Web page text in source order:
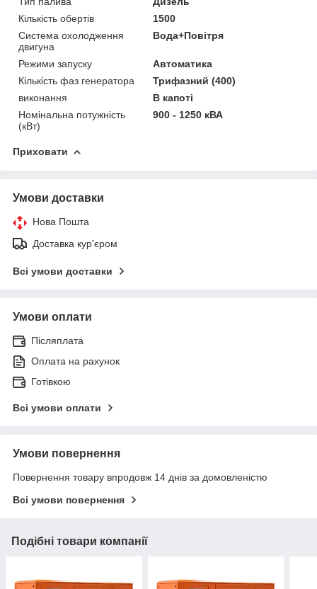
Кількість обертів
1500
Система охолодження
двигуна
Вода+Повітря
Режими запуску
Автоматика
Кількість фаз генератора
Трифазний (400)
виконання
В капоті
Номінальна потужність
(кВт)
900 - 1250 кВА
Приховати
Умови доставки
Нова Пошта
Доставка кур'єром
Всі умови доставки
Умови оплати
Післяплата
Оплата на рахунок
Готівкою
Всі умови оплати
Умови повернення
Повернення товару впродовж 14 днів за домовленістю
Всі умови повернення
Подібні товари компанії